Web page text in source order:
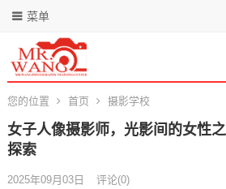
菜单
您的位置 首页 摄影学校
女子人像摄影师，光影间的女性
探索
2025年09月03日 评论(0)